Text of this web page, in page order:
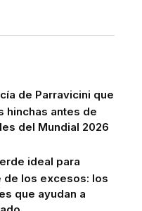
de Parravicini que
hinchas antes de
del Mundial 2026
ideal para
de los excesos: los
que ayudan a